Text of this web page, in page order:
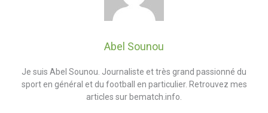
Abel Sounou
Je suis Abel Sounou. Journaliste et très grand passionné du
sport en général et du football en particulier. Retrouvez mes
articles sur bematch.info.